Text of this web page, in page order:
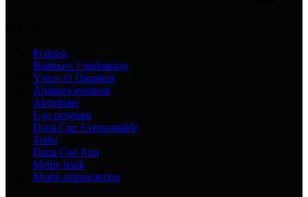
Praktisk
Bambusa Fundraising
Visum til Danmark
Åbningsceremoni
Aktiviteter
Uge program
Dana Cup Eventområde
Turist
Dana Cup App
Medie bank
Medie akkreditering